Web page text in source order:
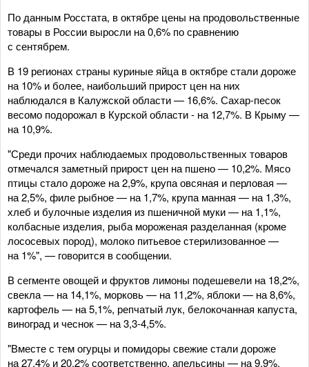
По данным Росстата, в октябре цены на продовольственные
товары в России выросли на 0,6% по сравнению
с сентябрем.
В 19 регионах страны куриные яйца в октябре стали дороже
на 10% и более, наибольший прирост цен на них
наблюдался в Калужской области — 16,6%. Сахар-песок
весомо подорожал в Курской области - на 12,7%. В Крыму —
на 10,9%.
"Среди прочих наблюдаемых продовольственных товаров
отмечался заметный прирост цен на пшено — 10,2%. Мясо
птицы стало дороже на 2,9%, крупа овсяная и перловая —
на 2,5%, филе рыбное — на 1,7%, крупа манная — на 1,3%,
хлеб и булочные изделия из пшеничной муки — на 1,1%,
колбасные изделия, рыба мороженая разделанная (кроме
лососевых пород), молоко питьевое стерилизованное —
на 1%", — говорится в сообщении.
В сегменте овощей и фруктов лимоны подешевели на 18,2%,
свекла — на 14,1%, морковь — на 11,2%, яблоки — на 8,6%,
картофель — на 5,1%, репчатый лук, белокочанная капуста,
виноград и чеснок — на 3,3-4,5%.
"Вместе с тем огурцы и помидоры свежие стали дороже
на 27,4% и 20,2% соответственно, апельсины — на 9,9%.